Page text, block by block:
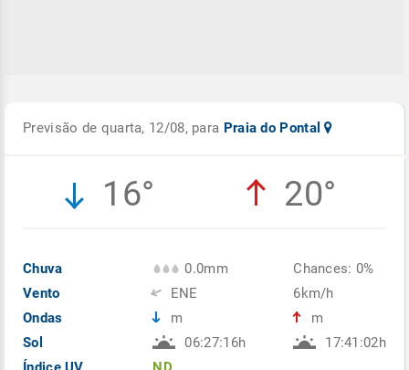
Previsão de quarta, 12/08, para Praia do Pontal
16° 20°
Chuva
Vento
Ondas
Sol
0.0mm
ENE
m
06:27:16h
Chances: 0%
6km/h
m
17:41:02h